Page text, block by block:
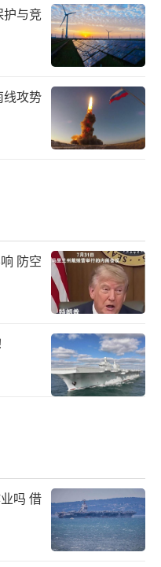
：
（核／常）弹头。
弹、并且成功精准
萨克斯坦”境内
目标！任务圆满完
护与竞
线攻势
防空
吗 借